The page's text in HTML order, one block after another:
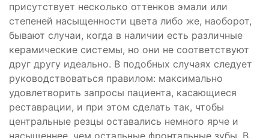
присутствует несколько оттенков эмали или
степеней насыщенности цвета либо же, наоборот,
бывают случаи, когда в наличии есть различные
керамические системы, но они не соответствуют
друг другу идеально. В подобных случаях следует
руководствоваться правилом: максимально
удовлетворить запросы пациента, касающиеся
реставрации, и при этом сделать так, чтобы
центральные резцы оставались немного ярче и